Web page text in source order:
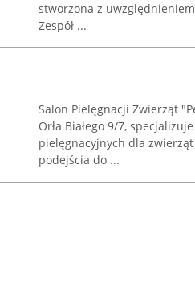
stworzona z
Zespół ...
Salon Pielęgnacji Zwierząt
Orła Białego 9/7,
pielęgnacyjnych dla
podejścia do ...